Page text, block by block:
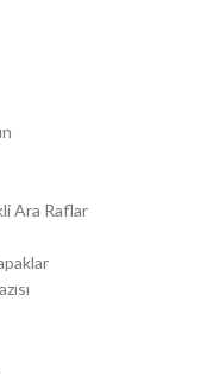
Ara Raflar